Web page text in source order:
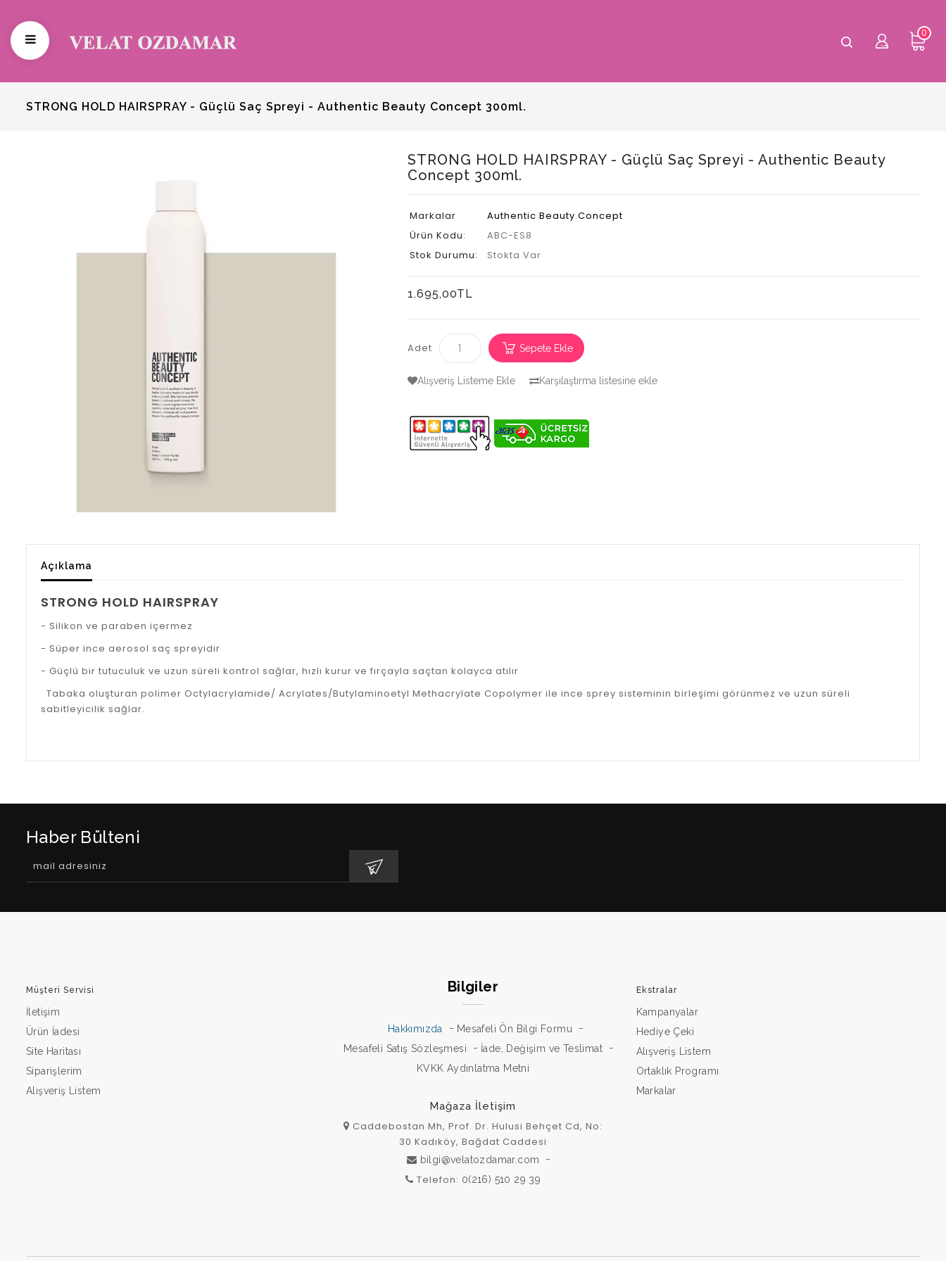
0
STRONG HOLD HAIRSPRAY - Güçlü Saç Spreyi - Authentic Beauty Concept 300ml.
STRONG HOLD HAIRSPRAY - Güçlü Saç Spreyi - Authentic Beauty
Concept 300ml.
Markalar
Authentic Beauty Concept
Ürün Kodu:
ABC-ES8
Stok Durumu:
Stokta Var
1.695,00TL
Adet Sepete Ekle
Alışveriş Listeme Ekle Karşılaştırma listesine ekle
Açıklama
STRONG HOLD HAIRSPRAY
- Silikon ve paraben içermez
- Süper ince aerosol saç spreyidir
- Güçlü bir tutuculuk ve uzun süreli kontrol sağlar, hızlı kurur ve fırçayla saçtan kolayca atılır
Tabaka oluşturan polimer Octylacrylamide/ Acrylates/Butylaminoetyl Methacrylate Copolymer ile ince sprey sisteminin birleşimi görünmez ve uzun süreli
sabitleyicilik sağlar.
Haber Bülteni
Müşteri Servisi
İletişim
Ürün İadesi
Site Haritası
Siparişlerim
Alışveriş Listem
Bilgiler
Hakkımızda
Mesafeli Ön Bilgi Formu
Mesafeli Satış Sözleşmesi
İade, Değişim ve Teslimat
KVKK Aydınlatma Metni
Mağaza İletişim
Caddebostan Mh, Prof. Dr. Hulusi Behçet Cd, No:
30 Kadıköy, Bağdat Caddesi
bilgi@velatozdamar.com
Telefon: 0(216) 510 29 39
Ekstralar
Kampanyalar
Hediye Çeki
Alışveriş Listem
Ortaklık Programı
Markalar